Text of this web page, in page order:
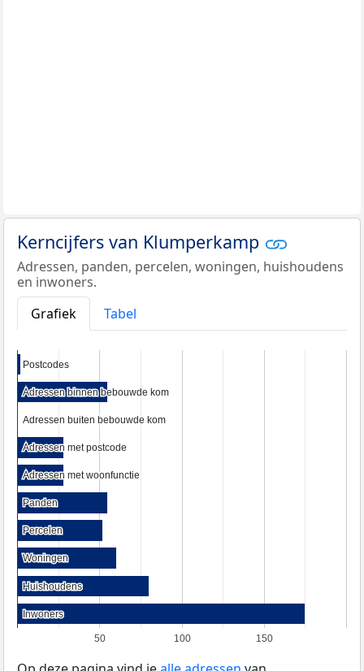
Kerncijfers van Klumperkamp
Adressen, panden, percelen, woningen, huishoudens
en inwoners.
Grafiek
Tabel
50 100 150
Postcodes
Postcodes
Adressen binnen bebouwde kom
Adressen binnen bebouwde kom
Adressen buiten bebouwde kom
Adressen buiten bebouwde kom
Adressen met postcode
Adressen met postcode
Adressen met woonfunctie
Adressen met woonfunctie
Panden
Panden
Percelen
Percelen
Woningen
Woningen
Huishoudens
Huishoudens
Inwoners
Inwoners